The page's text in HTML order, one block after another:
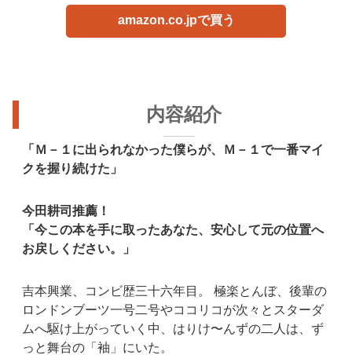
amazon.co.jpで買う
内容紹介
「Ｍ－１に出られなかった僕らが、Ｍ－１で一番マイ
クを握り続けた」
今田耕司推薦！
「今この本を手に取ったあなた、安心して元の位置へ
お戻しください。」
吉本興業、コンビ歴三十六年目。 極楽とんぼ、後輩の
ロンドンブーツ一号二号やココリコが次々とスターダ
ムへ駆け上がっていく中、はりけ〜んずの二人は、ず
っと舞台の「袖」にいた。